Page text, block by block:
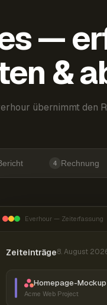
—
&
übernimmt den
4 Rechnung
Everhour — Zeiterfassung
Zeiteinträge8. August
Homepage-
Acme Web Project